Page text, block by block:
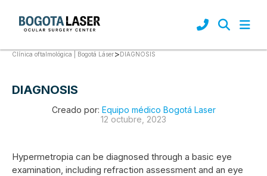
Clínica oftalmológica | Bogotá Láser>DIAGNOSIS
DIAGNOSIS
Creado por: Equipo médico Bogotá Laser
12 octubre, 2023
Hypermetropia can be diagnosed through a basic eye
examination, including refraction assessment and an eye